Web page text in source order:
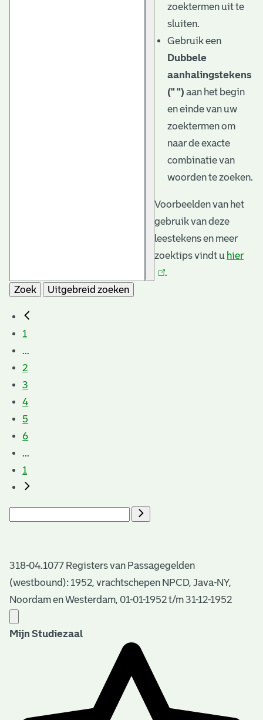
zoektermen uit te
sluiten.
Gebruik een
Dubbele
aanhalingstekens
(" ") aan het begin
en einde van uw
zoektermen om
naar de exacte
combinatie van
woorden te zoeken.
Voorbeelden van het
gebruik van deze
leestekens en meer
zoektips vindt u hier
.
Zoek
Uitgebreid zoeken
1
...
2
3
4
5
6
...
1
318-04.1077 Registers van Passagegelden
(westbound): 1952, vrachtschepen NPCD, Java-NY,
Noordam en Westerdam, 01-01-1952 t/m 31-12-1952
Mijn Studiezaal